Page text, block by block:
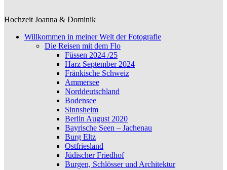
Hochzeit Joanna & Dominik
Willkommen in meiner Welt der Fotografie
Die Reisen mit dem Flo
Füssen 2024 /25
Harz September 2024
Fränkische Schweiz
Ammersee
Norddeutschland
Bodensee
Sinnsheim
Berlin August 2020
Bayrische Seen – Jachenau
Burg Eltz
Ostfriesland
Jüdischer Friedhof
Burgen, Schlösser und Architektur